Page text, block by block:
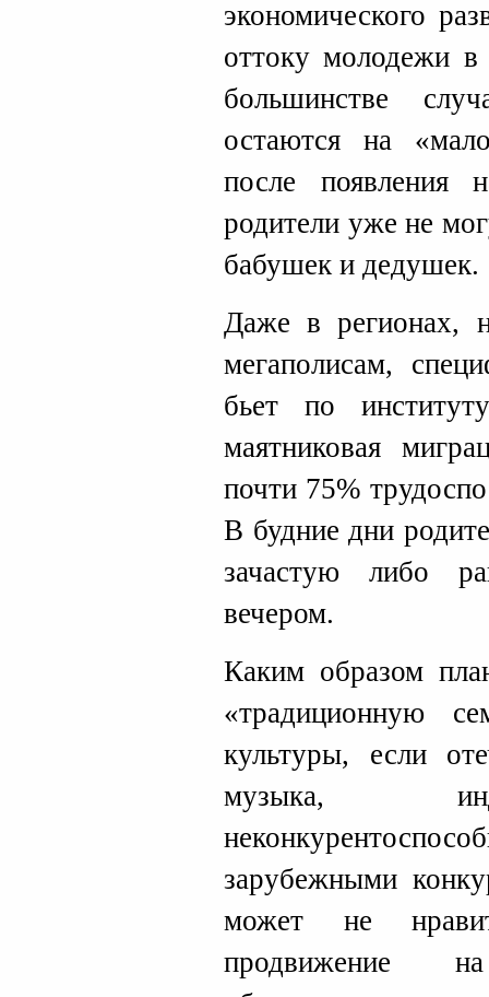
экономического
оттоку молодежи
большинстве
остаются на
после появления
родители уже не
бабушек и дедушек.
Даже в регионах,
мегаполисам,
бьет по
маятниковая
почти 75%
В будние дни
зачастую либо
вечером.
Каким образом
«традиционную
культуры, если
музыка,
зарубежными
может не
продвижение